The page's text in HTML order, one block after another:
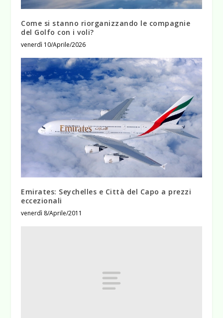
Come si stanno riorganizzando le compagnie
del Golfo con i voli?
venerdì 10/Aprile/2026
Emirates: Seychelles e Città del Capo a prezzi
eccezionali
venerdì 8/Aprile/2011